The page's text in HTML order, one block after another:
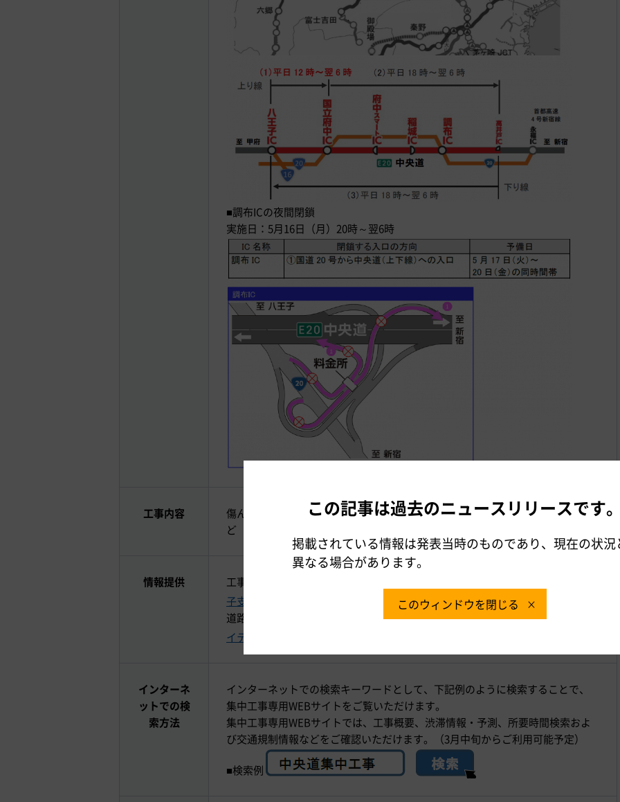
■調布ICの夜間閉鎖
実施日：5月16日（月）20時～翌6時
工事内容
傷んだ舗装面の補修、橋の伸縮装置の取替え、遮音壁の補修、床版の防水工な
ど
情報提供 工事の詳細な情報は、
子支社公式ツイッター（@c_nexco_hachi）
などで随時お知らせします。
道路交通情報については、「
アイハイウェイ中日本 」、「目で見るハイウェ
イテレホン
インターネ
ットでの検
索方法
インターネットでの検索キーワードとして、下記例のように検索することで、
集中工事専用WEBサイトをご覧いただけます。
集中工事専用WEBサイトでは、工事概要、渋滞情報・予測、所要時間検索およ
び交通規制情報などをご確認いただけます。（3月中旬からご利用可能予定）
■検索例
この記事は過去のニュースリリースです
掲載されている情報は発表当時のものであり、現在の状況
異なる場合があります。
このウィンドウを閉じる